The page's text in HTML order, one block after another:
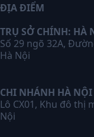
ĐỊA ĐIỂM
TRỤ SỞ CHÍNH: HÀ
Số 29 ngõ 32A,
Hà Nội
CHI NHÁNH HÀ NỘI
Lô CX01, Khu đô thị
Nội